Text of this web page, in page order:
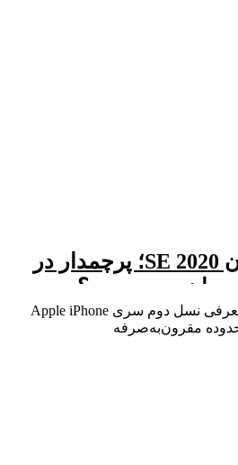
نقد و بررسی آیفون SE 2020؛ پرچمدار در
میان‌رده محدود؟
در آوریل 2020، برند اپل با معرفی نسل دوم سری Apple iPhone